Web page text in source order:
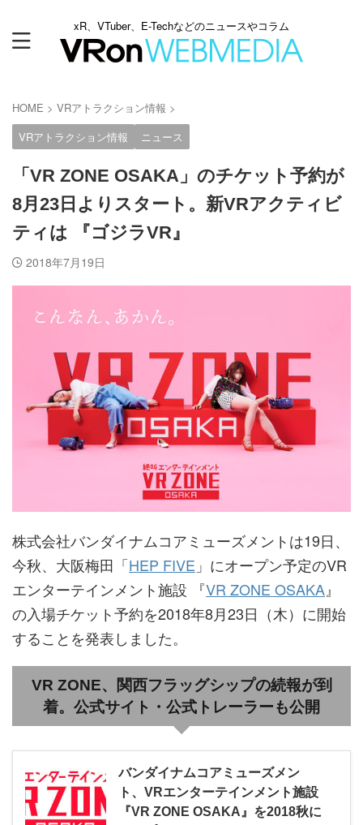
xR、VTuber、E-Techなどのニュースやコラム
HOME > VRアトラクション情報 >
VRアトラクション情報
ニュース
「VR ZONE OSAKA」のチケット予約が
8月23日よりスタート。新VRアクティビ
ティは 『ゴジラVR』
2018年7月19日
株式会社バンダイナムコアミューズメントは19日、
今秋、大阪梅田「HEP FIVE 」にオープン予定のVR
エンターテインメント施設 『VR ZONE OSAKA』
の入場チケット予約を2018年8月23日（木）に開始
することを発表しました。
VR ZONE、関西フラッグシップの続報が到
着。公式サイト・公式トレーラーも公開
バンダイナムコアミューズメン
ト、VRエンターテインメント施設
『VR ZONE OSAKA』を2018秋に